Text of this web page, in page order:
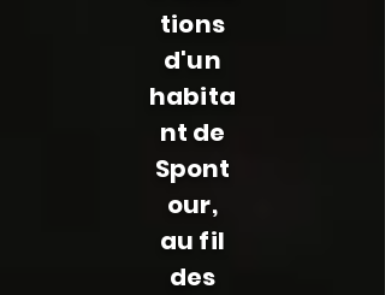
tions
d'un
habita
nt de
Spont
our,
au fil
des